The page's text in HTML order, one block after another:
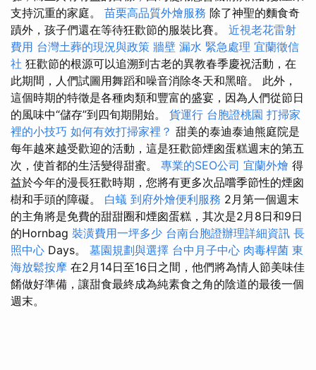
支持沉重的家庭。 苗栗高品質外燴服務 除了神聖的麵食奇
蹟外，孩子們還在等待狂歡節的服裝比賽。 近視老花雷射
費用 台灣土葬的現況與政策 牆壁 漏水 緊急處理 宜蘭徵信
社 狂歡節的根源可以追溯到古老的異教春季慶祝活動，在
此期間，人們試圖用舞蹈和噪音消除冬天和黑暗。 此外，
這個時期的特徵是各種肉類和豐富的盛宴，因為人們從節日
的風味中“儲存”到四旬期開始。 貨運行 台胞證桃園 打掃家
裡的小技巧 如何有效打掃家裡？ 甜美的泰迪泰迪熊庭院是
每年越來越受歡迎的活動，這是狂歡節煙囪蛋糕週末的第五
次，使首都的生活變得甜蜜。 專業的SEO公司 宜蘭外燴 得
益於今年的漫長狂歡時期，您將有更多次品嚐季節性的煙囪
樹和手頭的障礙。 白蟻 到府外燴便利服務 2月第一個週末
的主角將是免費的甜甜圈和煙囪蛋糕，其次是2月8日和9日
的Hornbag 裝潢費用一坪多少 台南台胞證辦理詳細資訊 長
照中心 Days。 墓園規劃與選擇 台中月子中心 肉毒桿菌 東
海放鬆按摩 在2月14日至16日之間，他們將為情人節美味佳
餚做好準備，讓甜食最終成為純素食之角的陰道的最後一個
週末。